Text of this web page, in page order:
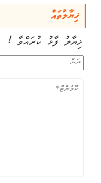
ޚިޔާލުތައް
ޚިޔާލު ފާޅު ކުރައްވާ !